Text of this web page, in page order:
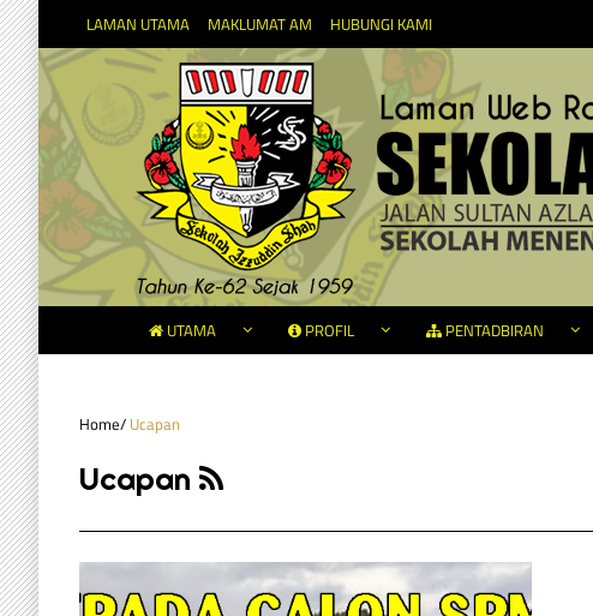
LAMAN UTAMA MAKLUMAT AM HUBUNGI KAMI
UTAMA PROFIL PENTADBIRAN
Home/ Ucapan
Ucapan